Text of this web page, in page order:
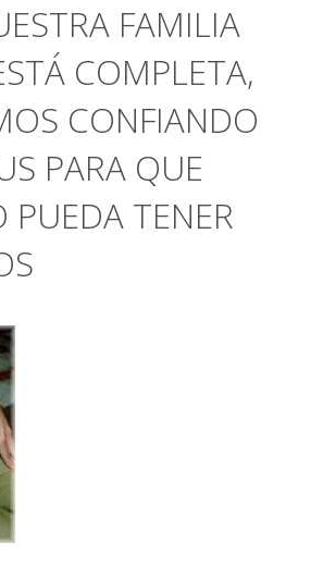
FAMILIA
COMPLETA,
CONFIANDO
PARA QUE
PUEDA TENER